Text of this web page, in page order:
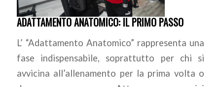
ADATTAMENTO ANATOMICO: IL PRIMO PASSO
L’ “Adattamento Anatomico” rappresenta una
fase indispensabile, soprattutto per chi si
avvicina all’allenamento per la prima volta o